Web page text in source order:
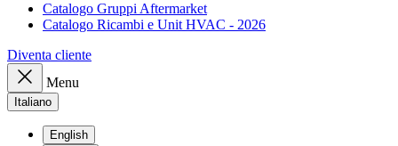
Catalogo Gruppi Aftermarket
Catalogo Ricambi e Unit HVAC - 2026
Diventa cliente
Menu
Italiano
English